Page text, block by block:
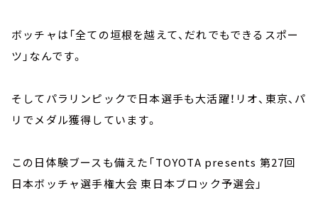
ボッチャは「全ての垣根を越えて、だれでもできるスポー
ツ」なんです。
そしてパラリンピックで日本選手も大活躍！リオ、東京、パ
リでメダル獲得しています。
この日体験ブースも備えた「TOYOTA presents 第27回
日本ボッチャ選手権大会 東日本ブロック予選会」